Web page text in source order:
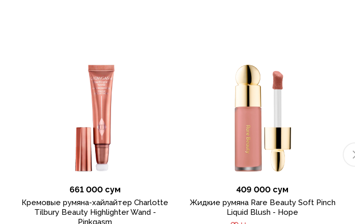
661 000 сум
Кремовые румяна-хайлайтер Charlotte
Tilbury Beauty Highlighter Wand -
Pinkgasm
409 000 сум
Жидкие румяна Rare Beauty Soft Pinch
Liquid Blush - Hope